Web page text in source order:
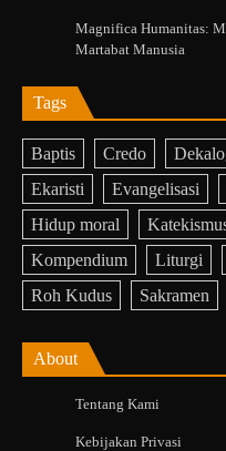
Magnifica Humanitas:
Martabat Manusia
Tags
Baptis Credo
Ekaristi
Evangelisasi
Hidup moral
Kompendium
Liturgi
Roh Kudus
Sakramen
About
Tentang Kami
Kebijakan Privasi